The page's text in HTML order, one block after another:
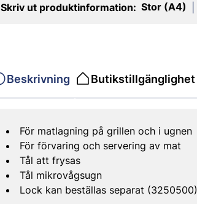
Skriv ut produktinformation: Stor (A4)
Beskrivning Butikstillgänglighet
För matlagning på grillen och i ugnen
För förvaring och servering av mat
Tål att frysas
Tål mikrovågsugn
Lock kan beställas separat (3250500)